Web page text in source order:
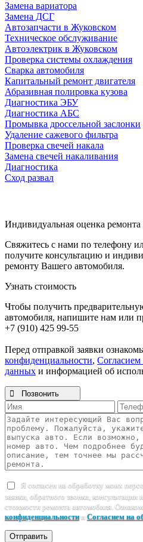
Замена вариатора
Замена ДСГ
Автозапчасти в Жуковском
Техническое обслуживание
Автоэлектрик в Жуковском
Проверка системы охлаждения
Сварка автомобиля
Капитальный ремонт двигателя
Абразивная полировка кузова
Диагностика ЭБУ
Диагностика АБС
Промывка дроссельной заслонки
Удаление сажевого фильтра
Проверка свечей накала
Замена свечей накаливания
Диагностика
Сход развал
Индивидуальная оценка ремонта
Свяжитесь с нами по телефону
получите консультацию и
ремонту Вашего автомобиля.
Узнать стоимость
Чтобы получить
автомобиля, напишите нам или
+7 (910) 425 99-55
Перед отправкой заявки
конфиденциальности, Согласием
данных и информацией об
 Позвонить
Я согласен на обработку моих
заявки, обратного звонка,
стоимости ремонта автомобиля.
конфиденциальностии Согласием на
Отправить